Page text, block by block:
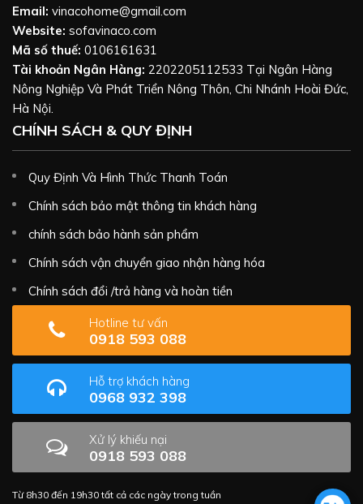
Email: vinacohome@gmail.com
Website: sofavinaco.com
Mã số thuế: 0106161631
Tài khoản Ngân Hàng: 2202205112533 Tại Ngân Hàng
Nông Nghiệp Và Phát Triển Nông Thôn, Chi Nhánh Hoài Đức,
Hà Nội.
CHÍNH SÁCH & QUY ĐỊNH
Quy Định Và Hình Thức Thanh Toán
Chính sách bảo mật thông tin khách hàng
chính sách bảo hành sản phẩm
Chính sách vận chuyển giao nhận hàng hóa
Chính sách đổi /trả hàng và hoàn tiền
Hotline tư vấn
0918 593 088
Hỗ trợ khách hàng
0968 932 398
Xử lý khiếu nại
0918 593 088
Từ 8h30 đến 19h30 tất cả các ngày trong tuần